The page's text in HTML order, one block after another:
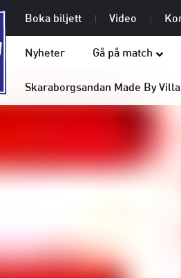
Boka biljett Video
Nyheter Gå på match
Skaraborgsandan Made By